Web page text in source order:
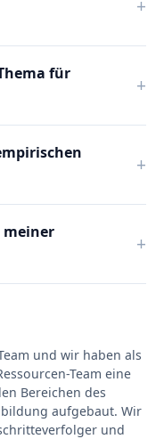
für
meiner
und wir haben als
Team eine
Bereichen des
aufgebaut. Wir
und